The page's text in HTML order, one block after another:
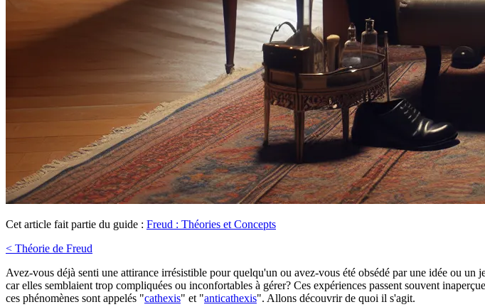
Cet article fait partie du guide : Freud : Théories et Concepts
< Théorie de Freud
Avez-vous déjà senti une attirance irrésistible pour quelqu'un ou avez-vous été obsédé par une idée ou
car elles semblaient trop compliquées ou inconfortables à gérer? Ces expériences passent souvent
ces phénomènes sont appelés "cathexis" et "anticathexis". Allons découvrir de quoi il s'agit.